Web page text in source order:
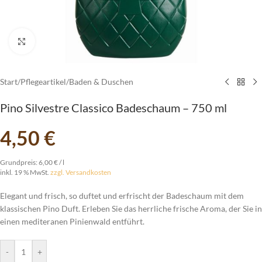
Start/Pflegeartikel/Baden & Duschen
Pino Silvestre Classico Badeschaum – 750 ml
4,50€
Grundpreis: 6,00€/l
inkl. 19 % MwSt. zzgl. Versandkosten
Elegant und frisch, so duftet und erfrischt der Badeschaum mit dem
klassischen Pino Duft. Erleben Sie das herrliche frische Aroma, der Sie in
einen mediteranen Pinienwald entführt.
- +